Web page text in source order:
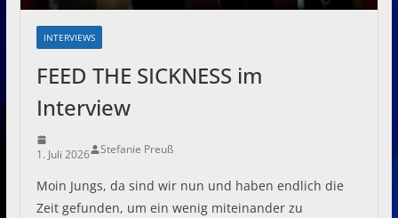
INTERVIEWS
FEED THE SICKNESS im
Interview
1. Juli 2026 Stefanie Preuß
Moin Jungs, da sind wir nun und haben endlich die
Zeit gefunden, um ein wenig miteinander zu